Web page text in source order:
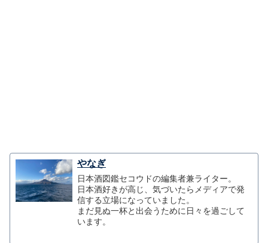
やなぎ
日本酒図鑑セコウドの編集者兼ライター。
日本酒好きが高じ、気づいたらメディアで発
信する立場になっていました。
まだ見ぬ一杯と出会うために日々を過ごして
います。